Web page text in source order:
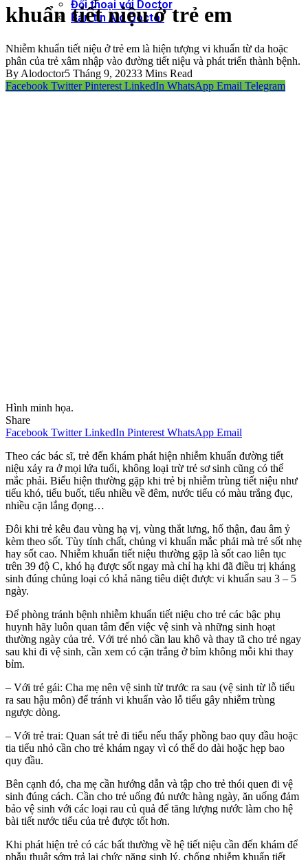
Đối thoại với Doctor
Bản tin Alo Doctor
khuẩn tiết niệu ở trẻ em
Nhiễm khuẩn tiết niệu ở trẻ em là hiện tượng vi khuẩn từ da hoặc
phân của trẻ xâm nhập vào đường tiết niệu và phát triển thành bệnh.
By Alodoctor5 Tháng 9, 20233 Mins Read
Facebook Twitter Pinterest LinkedIn WhatsApp Email Telegram
Hình minh họa.
Share
Facebook Twitter LinkedIn Pinterest WhatsApp Email
Theo các bác sĩ, trẻ đến khám phát hiện nhiễm khuẩn đường tiết
niệu xảy ra ở mọi lứa tuổi, không loại trừ trẻ sơ sinh cũng có thể
mắc phải. Biểu hiện thường gặp khi trẻ bị nhiễm trùng tiết niệu như
tiểu khó, tiểu buốt, tiểu nhiều về đêm, nước tiểu có màu trắng đục,
nhiều cặn lắng đọng…
Đôi khi trẻ kêu đau vùng hạ vị, vùng thắt lưng, hố thận, đau âm ỷ
kèm theo sốt. Tùy tính chất, chủng vi khuẩn mắc phải mà trẻ sốt nhẹ
hay sốt cao. Nhiễm khuẩn tiết niệu thường gặp là sốt cao liên tục
trên 39 độ C, khó hạ được sốt ngay mà chỉ hạ khi đã điều trị kháng
sinh đúng chủng loại có khả năng tiêu diệt được vi khuẩn sau 3 – 5
ngày.
Để phòng tránh bệnh nhiễm khuẩn tiết niệu cho trẻ các bậc phụ
huynh hãy luôn quan tâm đến việc vệ sinh và những sinh hoạt
thường ngày của trẻ. Với trẻ nhỏ cần lau khô và thay tã cho trẻ ngay
sau khi đi vệ sinh, cần xem có cặn trắng ở bỉm không mỗi khi thay
bỉm.
– Với trẻ gái: Cha mẹ nên vệ sinh từ trước ra sau (vệ sinh từ lỗ tiểu
ra sau hậu môn) để tránh vi khuẩn vào lỗ tiểu gây nhiễm trùng
ngược dòng.
– Với trẻ trai: Quan sát trẻ đi tiểu nếu thấy phồng bao quy đầu hoặc
tia tiểu nhỏ cần cho trẻ khám ngay vì có thể do dài hoặc hẹp bao
quy đầu.
Bên cạnh đó, cha mẹ cần hướng dẫn và tập cho trẻ thói quen đi vệ
sinh đúng cách. Cần cho trẻ uống đủ nước hàng ngày, ăn uống đảm
bảo vệ sinh với các loại rau củ quả để tăng lượng nước làm cho hệ
bài tiết nước tiểu của trẻ được tốt hơn.
Khi phát hiện trẻ có các bất thường về hệ tiết niệu cần đến khám để
phẫu thuật sớm trả lại chức năng sinh lý, chống nhiễm khuẩn tiết